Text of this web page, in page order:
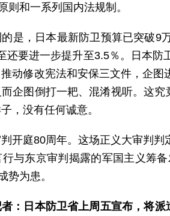
则和一系列国内法规制。
是，日本最新防卫预算已突破9
还要进一步提升至3.5％。日本
动修改宪法和安保三文件，企
企图倒打一耙、混淆视听。这
，没有任何诚意。
开庭80周年。这场正义大审判
与东京审判揭露的军国主义筹
势为患。
：日本防卫省上周五宣布，将